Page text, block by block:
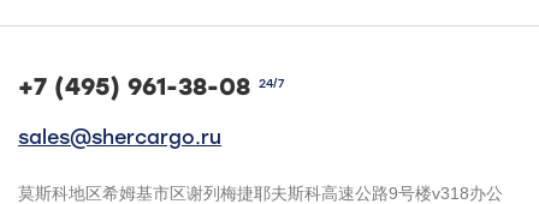
+7 (495) 961-38-08 24/7
sales@shercargo.ru
莫斯科地区希姆基市区谢列梅捷耶夫斯科高速公路9号楼v318办公